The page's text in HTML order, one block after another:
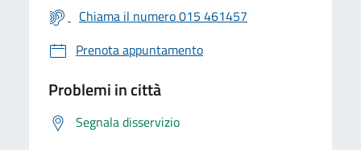
Chiama il numero 015 461457
Prenota appuntamento
Problemi in città
Segnala disservizio